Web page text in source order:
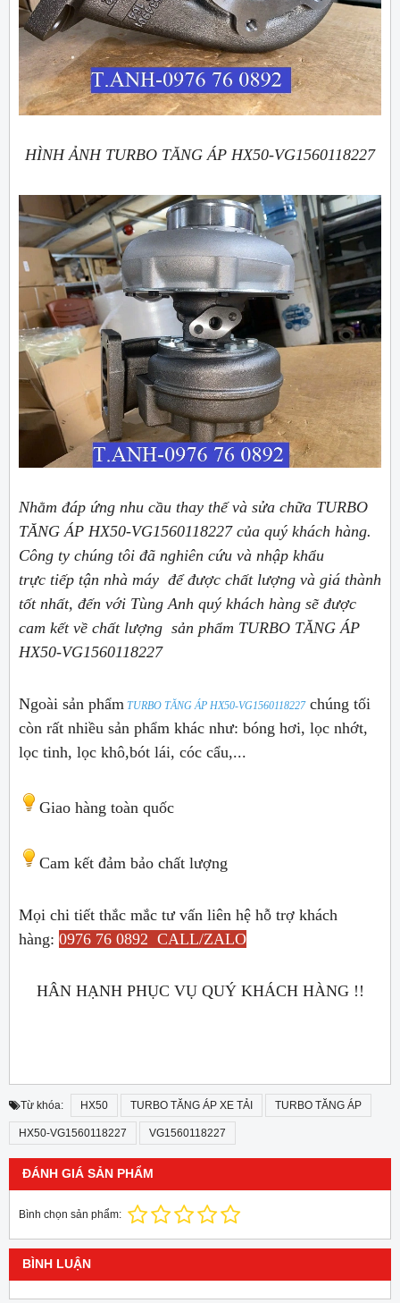
HÌNH ẢNH TURBO TĂNG ÁP HX50-VG1560118227
Nhằm đáp ứng nhu cầu thay thế và sửa chữa TURBO
TĂNG ÁP HX50-VG1560118227 của quý khách hàng.
Công ty chúng tôi đã nghiên cứu và nhập khẩu
trực tiếp tận nhà máy để được chất lượng và giá thành
tốt nhất, đến với Tùng Anh quý khách hàng sẽ được
cam kết về chất lượng sản phẩm TURBO TĂNG ÁP
HX50-VG1560118227
Ngoài sản phẩm TURBO TĂNG ÁP HX50-VG1560118227chúng tối
còn rất nhiều sản phẩm khác như: bóng hơi, lọc nhớt,
lọc tinh, lọc khô,bót lái, cóc cẩu,...
Giao hàng toàn quốc
Cam kết đảm bảo chất lượng
Mọi chi tiết thắc mắc tư vấn liên hệ hỗ trợ khách
hàng: 0976 76 0892 CALL/ZALO
HÂN HẠNH PHỤC VỤ QUÝ KHÁCH HÀNG !!
Từ khóa: HX50 TURBO TĂNG ÁP XE TẢI TURBO TĂNG ÁP
HX50-VG1560118227 VG1560118227
ĐÁNH GIÁ SẢN PHẨM
Bình chọn sản phẩm:
BÌNH LUẬN